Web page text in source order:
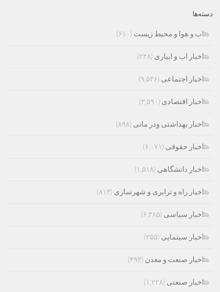
دسته‌ها
اب و هوا و محیط زیست (۶۱۰)
اخبار اب و ابیاری (۲۳۸)
اخبار اجتماعی (۹,۵۴۶)
اخبار اقتصادی (۳,۵۹۰)
اخبار بهداشتی ودر مانی (۸۹۸)
اخبار حقوقی (۶,۰۷۱)
اخبار دانشگاهی (۱,۵۱۸)
اخبار راه و ترابری و شهرسازی (۸۱۳)
اخبار سیاسی (۶,۳۸۵)
اخبار سینمایی (۲۵۵)
اخبار صنعت و معدن (۴۹۴)
اخبار صنعتی (۱,۲۲۸)